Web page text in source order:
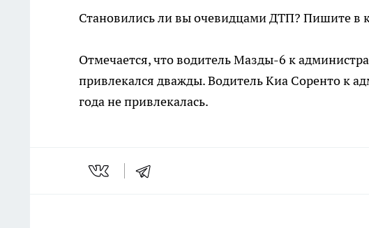
Становились ли вы очевидцами ДТП? Пишите в
Отмечается, что водитель Мазды-6 к
привлекался дважды. Водитель Киа Соренто к
года не привлекалась.